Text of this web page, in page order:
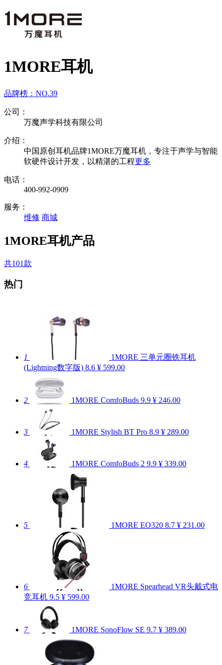
1MORE耳机
品牌榜： NO.39
公司：
万魔声学科技有限公司
介绍：
中国原创耳机品牌1MORE万魔耳机，专注于声学与智能
软硬件设计开发，以精湛的工程更多
电话：
400-992-0909
服务：
维修 商城
1MORE耳机产品
共101款
热门
1
1MORE 三单元圈铁耳机
(Lightning数字版) 8.6 ¥ 599.00
2 1MORE ComfoBuds 9.9 ¥ 246.00
3 1MORE Stylish BT Pro 8.9 ¥ 289.00
4 1MORE ComfoBuds 2 9.9 ¥ 339.00
5 1MORE EO320 8.7 ¥ 231.00
6
1MORE Spearhead VR头戴式电
竞耳机 9.5 ¥ 599.00
7 1MORE SonoFlow SE 9.7 ¥ 389.00